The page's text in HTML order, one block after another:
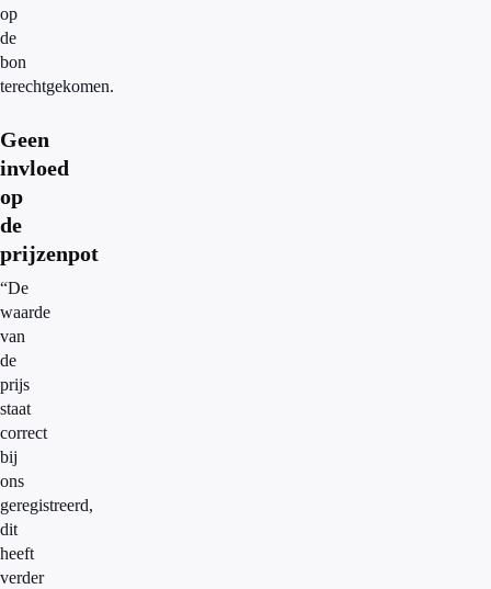
op
de
bon
terechtgekomen.
Geen
invloed
op
de
prijzenpot
“De
waarde
van
de
prijs
staat
correct
bij
ons
geregistreerd,
dit
heeft
verder